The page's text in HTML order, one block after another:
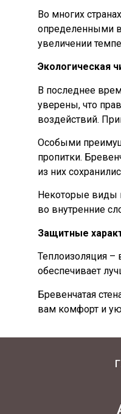
Во многих
определенными
увеличении
Экологическая
В последнее
уверены, что
воздействий.
Особыми
пропитки.
из них
Некоторые виды
во внутренние
Защитные
Теплоизоляция –
обеспечивает
Бревенчатая
вам комфорт и